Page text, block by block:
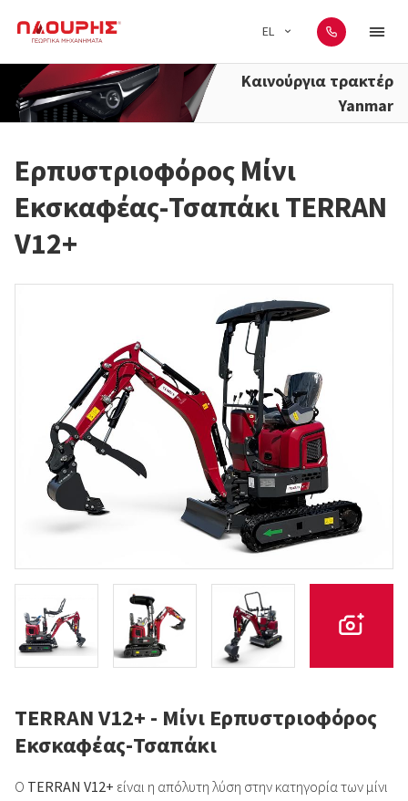
EL
Καινούργια τρακτέρ
Yanmar
Ερπυστριοφόρος Μίνι
Εκσκαφέας-Τσαπάκι TERRAN
V12+
TERRAN V12+ - Μίνι Ερπυστριοφόρος
Εκσκαφέας-Τσαπάκι
Ο TERRAN V12+ είναι η απόλυτη λύση στην κατηγορία των μίνι